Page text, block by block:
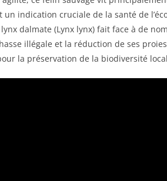
un indication cruciale de la santé de
dalmate (Lynx lynx) fait face à de
illégale et la réduction de ses
la préservation de la biodiversité